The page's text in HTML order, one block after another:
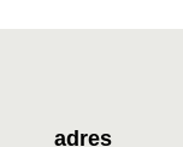
adres